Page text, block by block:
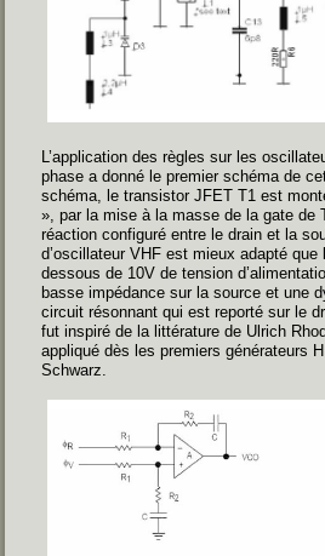
L’application des règles sur les
phase a donné le premier schéma de
schéma, le transistor JFET T1 est
», par la mise à la masse de la gate de
réaction configuré entre le drain et la
d’oscillateur VHF est mieux adapté
dessous de 10V de tension
basse impédance sur la source et une
circuit résonnant qui est reporté sur le
fut inspiré de la littérature de Ulrich
appliqué dès les premiers générateurs
Schwarz.